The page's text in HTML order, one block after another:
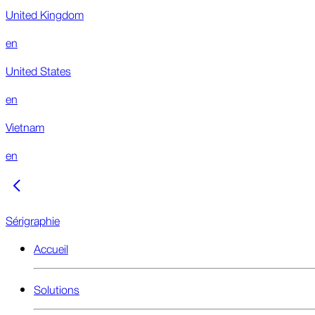
United Kingdom
en
United States
en
Vietnam
en
Sérigraphie
Accueil
Solutions